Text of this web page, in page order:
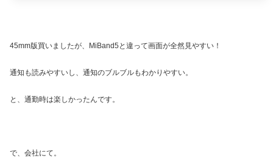
45mm版買いましたが、MiBand5と違って画面が全然見やすい！
通知も読みやすいし、通知のブルブルもわかりやすい。
と、通勤時は楽しかったんです。
で、会社にて。